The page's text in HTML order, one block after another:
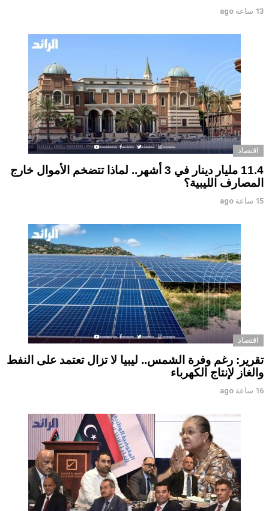
13 ساعة ago
اقتصاد
11.4 مليار دينار في 3 أشهر.. لماذا تتضخم الأموال خارج
المصارف الليبية؟
15 ساعة ago
اقتصاد
تقرير: رغم وفرة الشمس.. ليبيا لا تزال تعتمد على النفط
والغاز لإنتاج الكهرباء
16 ساعة ago